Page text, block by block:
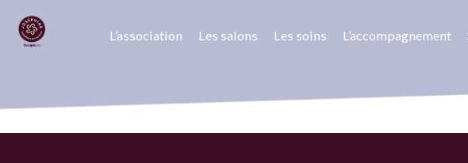
L’association Les salons Les soins L’accompagnement